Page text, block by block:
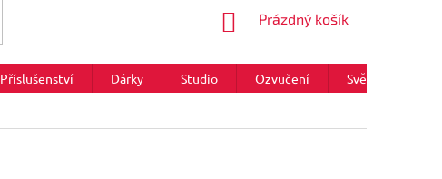
NÁKUPNÍ
Prázdný košík
Příslušenství Dárky Studio Ozvučení Světla